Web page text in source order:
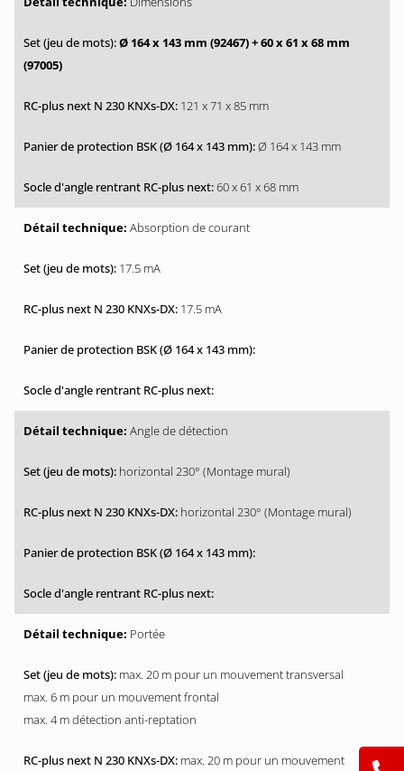
Ø 164 x 143 mm (92467)+ 60 x 61 x 68 mm
(97005)
121 x 71 x 85 mm
Ø 164 x 143 mm
60 x 61 x 68 mm
Absorption de courant
17.5 mA
17.5 mA
Angle de détection
horizontal 230° (Montage mural)
horizontal 230° (Montage mural)
Portée
max. 20 m pour un mouvement transversal
max. 6 m pour un mouvement frontal
max. 4 m détection anti-reptation
max. 20 m pour un mouvement